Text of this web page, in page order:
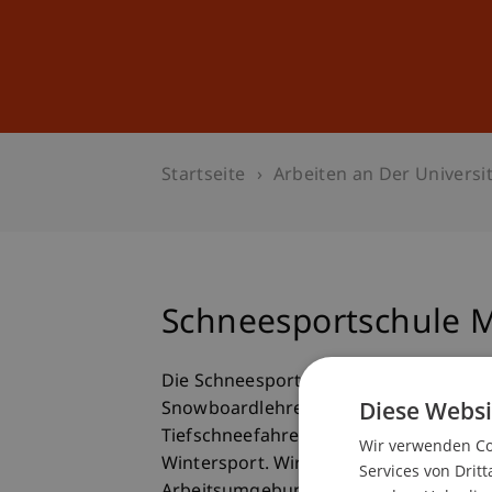
Startseite Arbeiten an Der
Schneesportschule
Die Schneesportschule Malbun AG
Snowboardlehrer den Winter über.
Tiefschneefahrer machen unsere
Wintersport. Wir sind ein
Diese
Wir verwenden
Services von